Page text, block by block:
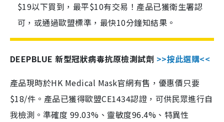
$19以下買到，最平$10有交易！產品已獲衛生署認
可，或通過歐盟標準，最快10分鐘知結果。
DEEPBLUE 新型冠狀病毒抗原檢測試劑 >>按此選購<<
產品現時於HK Medical Mask官網有售，優惠價只要
$18/件。產品已獲得歐盟CE1434認證，可供民眾進行自
我檢測。準確度 99.03%、靈敏度96.4%、特異性